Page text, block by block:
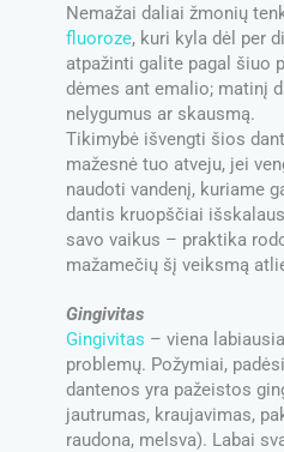
Nemažai daliai žmonių
fluoroze, kuri kyla dėl per
atpažinti galite pagal šiuo
dėmes ant emalio; matinį
nelygumus ar skausmą.
Tikimybė išvengti šios
mažesnė tuo atveju, jei
naudoti vandenį, kuriame
dantis kruopščiai
savo vaikus – praktika
mažamečių šį veiksmą
Gingivitas
Gingivitas – viena
problemų. Požymiai,
dantenos yra pažeistos
jautrumas, kraujavimas,
raudona, melsva). Labai